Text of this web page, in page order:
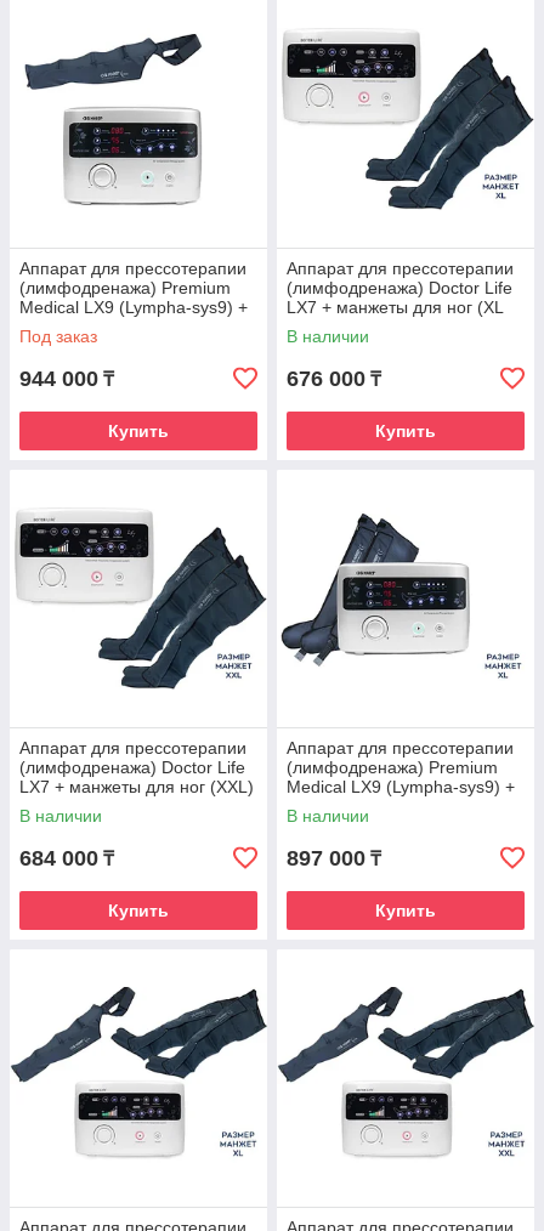
Аппарат для прессотерапии
(лимфодренажа) Premium
Medical LX9 (Lympha-sys9) +
манжета для руки
Под заказ
944 000 ₸
Купить
Аппарат для прессотерапии
(лимфодренажа) Doctor Life
LX7 + манжеты для ног (XL
стандартный размер)
В наличии
676 000 ₸
Купить
Аппарат для прессотерапии
(лимфодренажа) Doctor Life
LX7 + манжеты для ног (ХХL)
В наличии
684 000 ₸
Купить
Аппарат для прессотерапии
(лимфодренажа) Premium
Medical LX9 (Lympha-sys9) +
манжеты для ног (XL)
В наличии
897 000 ₸
Купить